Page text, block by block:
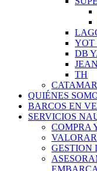
YOT
DB
TH
QUIÉNES
BARCOS EN
SERVICIOS
COMPRA
GESTION